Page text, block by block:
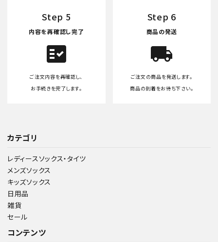
Step 5
内容を再確認し完了
fact_check
ご注文内容を再確認し、
お手続きを完了します。
Step 6
商品の発送
local_shipping
ご注文の商品を発送します。
商品の到着をお待ち下さい。
カテゴリ
レディースソックス・タイツ
メンズソックス
キッズソックス
日用品
雑貨
セール
コンテンツ